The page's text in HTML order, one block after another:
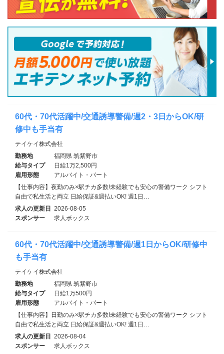
60代・70代活躍中/交通誘導警備/週2・3日からOK/研
修中も手当有
テイケイ株式会社
勤務地
福岡県 筑紫野市
給与タイプ
日給1万2,500円
雇用形態
アルバイト・パート
【仕事内容】夜勤のみ×駅チカ多数!未経験でも安心の警備ワーク シフト
自由で私生活と両立 日給保証&週払いOK! 週1日…
求人の更新日 2026-08-05
スポンサー
求人ボックス
60代・70代活躍中/交通誘導警備/週1日からOK/研修中
も手当有
テイケイ株式会社
勤務地
福岡県 筑紫野市
給与タイプ
日給1万500円
雇用形態
アルバイト・パート
【仕事内容】日勤のみ×駅チカ多数!未経験でも安心の警備ワーク シフト
自由で私生活と両立 日給保証&週払いOK! 週1日…
求人の更新日 2026-08-04
スポンサー
求人ボックス